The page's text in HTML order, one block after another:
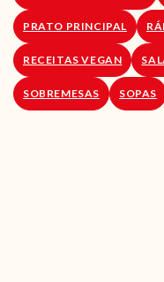
PRATO PRINCIPAL
RECEITAS VEGAN
SOBREMESAS SOPAS